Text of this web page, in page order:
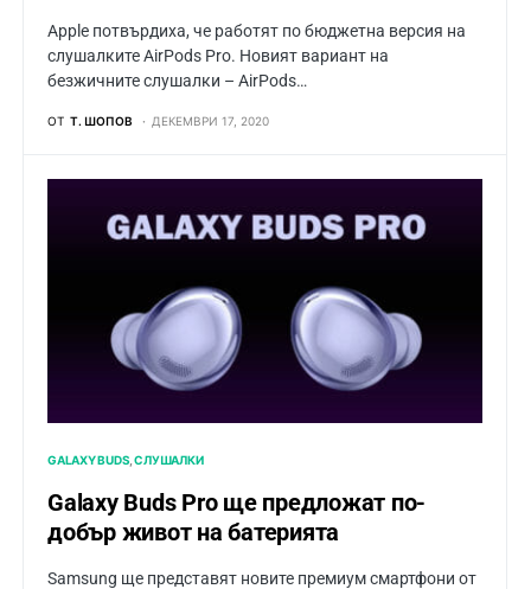
Apple потвърдиха, че работят по бюджетна версия на
слушалките AirPods Pro. Новият вариант на
безжичните слушалки – AirPods…
ОТ Т. ШОПОВ ДЕКЕМВРИ 17, 2020
GALAXY BUDS СЛУШАЛКИ
Galaxy Buds Pro ще предложат по-
добър живот на батерията
Samsung ще представят новите премиум смартфони от